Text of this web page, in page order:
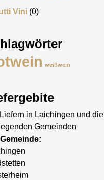
Vini (0)
weißwein
in Laichingen und die
Gemeinden